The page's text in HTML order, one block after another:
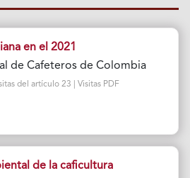
en el 2021
de Cafeteros de Colombia
del artículo 23 | Visitas PDF
de la caficultura